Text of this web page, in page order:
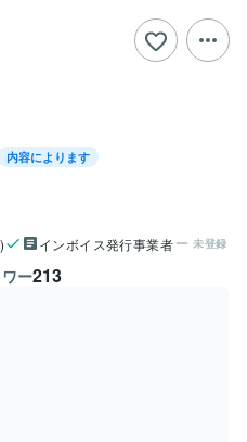
内容によります
インボイス発行事業者 未登録
ー213